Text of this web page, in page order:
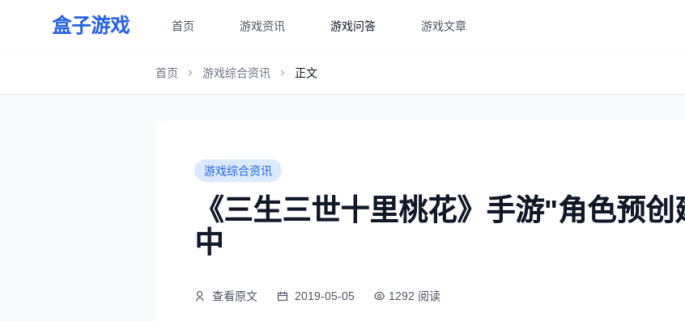
盒子游戏 首页 游戏资讯 游戏问答 游戏文章
首页 游戏综合资讯 正文
游戏综合资讯
《三生三世十里桃花》手游"角色预
中
查看原文 2019-05-05 1292 阅读